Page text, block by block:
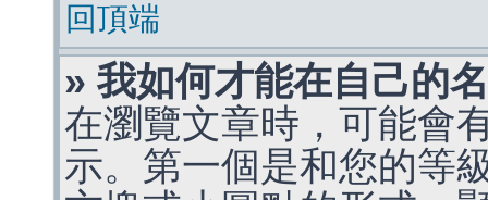
回頂端
» 我如何才能在自己的
在瀏覽文章時，可能會
示。第一個是和您的等